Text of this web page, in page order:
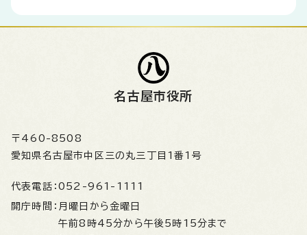
名古屋市役所
〒460-8508
愛知県名古屋市中区三の丸三丁目1番1号
代表電話： 052-961-1111
開庁時間： 月曜日から金曜日
午前8時45分から午後5時15分まで